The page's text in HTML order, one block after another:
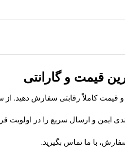
ایمن و ارسال سریع را در اولویت